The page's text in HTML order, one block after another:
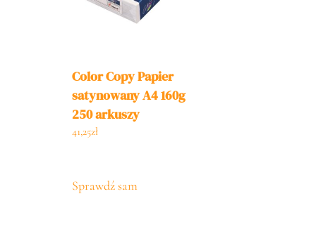
Color Copy Papier
satynowany A4 160g
250 arkuszy
41,25zł
Sprawdź sam